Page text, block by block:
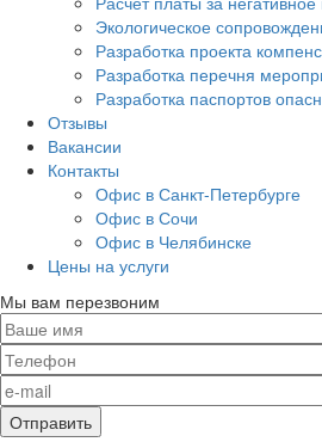
Экологическое
Разработка проекта
Разработка перечня
Разработка паспортов
Отзывы
Вакансии
Контакты
Офис в Санкт-Петербурге
Офис в Сочи
Офис в Челябинске
Цены на услуги
Мы вам перезвоним